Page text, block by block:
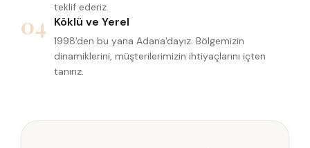
teklif ederiz.
04 Köklü ve Yerel
1998'den bu yana Adana'dayız. Bölgemizin
dinamiklerini, müşterilerimizin ihtiyaçlarını içten
tanırız.